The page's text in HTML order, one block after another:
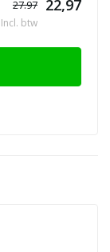
27.97 22,97
Incl. btw